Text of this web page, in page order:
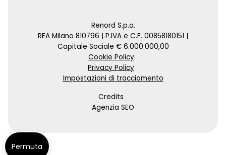
Renord S.p.a.
REA Milano 810796 | P.IVA e C.F. 00858180151 |
Capitale Sociale € 6.000.000,00
Cookie Policy
Privacy Policy
Impostazioni di tracciamento
Credits
Agenzia SEO
Permuta